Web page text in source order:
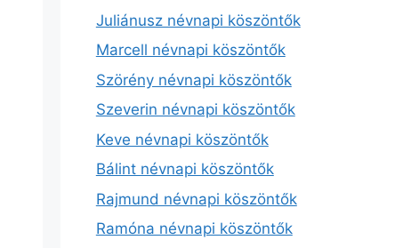
Juliánusz névnapi köszöntők
Marcell névnapi köszöntők
Szörény névnapi köszöntők
Szeverin névnapi köszöntők
Keve névnapi köszöntők
Bálint névnapi köszöntők
Rajmund névnapi köszöntők
Ramóna névnapi köszöntők